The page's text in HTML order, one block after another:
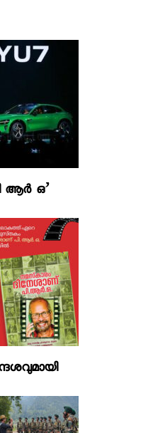
ആര്‍ ഒ’